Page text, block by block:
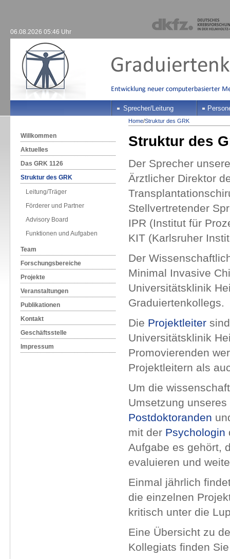
06.08.2026 05:46 Uhr
Sprecher/Leitung
Willkommen
Aktuelles
Das GRK 1126
Struktur des GRK
Leitung/Träger
Förderer und Partner
Advisory Board
Funktionen und Aufgaben
Team
Forschungsbereiche
Projekte
Veranstaltungen
Publikationen
Kontakt
Geschäftsstelle
Impressum
Home/Struktur des GRK
Struktur des
Der Sprecher
Ärztlicher Direktor
Stellvertretender
IPR (Institut für
KIT (Karlsruher
Der
Minimal Invasive
Universitätsklinik
Graduiertenkollegs.
Die Projektleitersind
Universitätsklinik
Promovierenden
Projektleitern als
Um die
Umsetzung
Postdoktoranden
mit der Psychologin
Aufgabe es gehört,
evaluieren und
Einmal jährlich
die einzelnen
kritisch unter die
Eine Übersicht zu
Kollegiats finden